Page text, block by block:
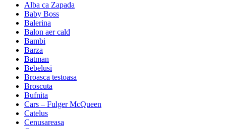
Alba ca Zapada
Baby Boss
Balerina
Balon aer cald
Bambi
Barza
Batman
Bebelusi
Broasca testoasa
Broscuta
Bufnita
Cars – Fulger McQueen
Catelus
Cenusareasa